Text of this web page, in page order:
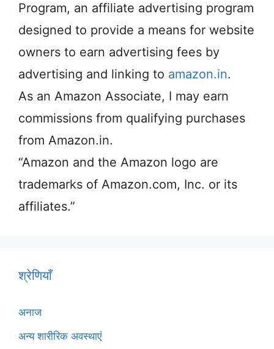
Program, an affiliate advertising program
designed to provide a means for website
owners to earn advertising fees by
advertising and linking to amazon.in.
As an Amazon Associate, I may earn
commissions from qualifying purchases
from Amazon.in.
“Amazon and the Amazon logo are
trademarks of Amazon.com, Inc. or its
affiliates.”
श्रेणियाँ
अनाज
अन्य शारीरिक अवस्थाएं